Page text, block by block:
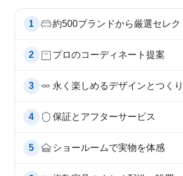
1 約500ブランドから厳選セレク
2 プロのコーディネート提案
3 永く楽しめるデザインとつくり
4 保証とアフターサービス
5 ショールームで実物を体感